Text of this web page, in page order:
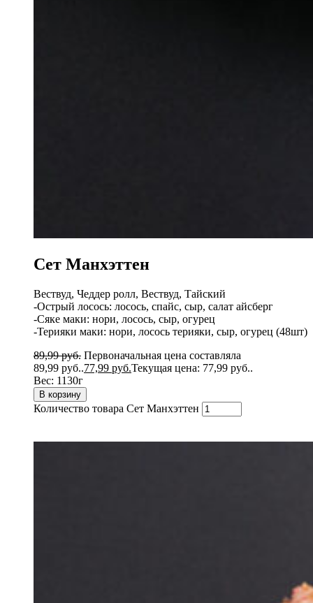
Сет Манхэттен
Вествуд, Чеддер ролл, Вествуд, Тайский
-Острый лосось: лосось, спайс, сыр, салат айсберг
-Сяке маки: нори, лосось, сыр, огурец
-Терияки маки: нори, лосось терияки, сыр, огурец (48шт)
89,99руб. Первоначальная цена составляла
89,99 руб..77,99 руб.Текущая цена: 77,99 руб..
Вес: 1130г
В корзину
Количество товара Сет Манхэттен